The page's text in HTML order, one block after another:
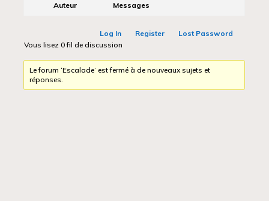
Auteur Messages
Log In Register
Lost Password
Vous lisez 0 fil de discussion
Le forum ‘Escalade’ est fermé à de nouveaux sujets et
réponses.